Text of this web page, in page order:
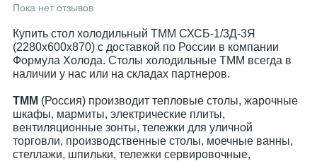
Пока нет отзывов
Купить стол холодильный ТММ СХСБ-1/3Д-3Я
(2280x600x870) с доставкой по России в компании
Формула Холода. Столы холодильные ТММ всегда в
наличии у нас или на складах партнеров.
ТММ (Россия) производит тепловые столы, жарочные
шкафы, мармиты, электрические плиты,
вентиляционные зонты, тележки для уличной
торговли, производственные столы, моечные ванны,
стеллажи, шпильки, тележки сервировочные,